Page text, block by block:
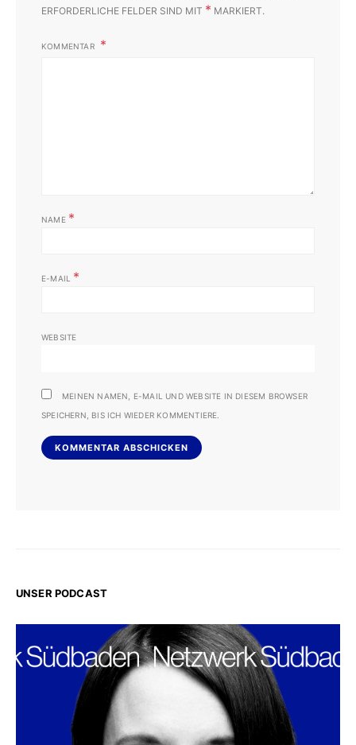
ERFORDERLICHE FELDER SIND MIT * MARKIERT.
KOMMENTAR
NAME *
E-MAIL *
WEBSITE
MEINEN NAMEN, E-MAIL UND WEBSITE IN DIESEM BROWSER
SPEICHERN, BIS ICH WIEDER KOMMENTIERE.
UNSER PODCAST